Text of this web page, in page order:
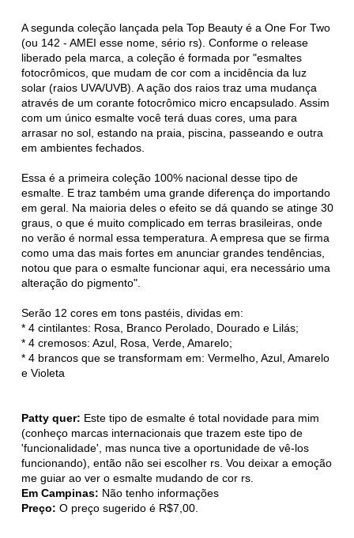
A segunda coleção lançada pela Top Beauty é a One For Two
(ou 142 - AMEI esse nome, sério rs). Conforme o release
liberado pela marca, a coleção é formada por "esmaltes
fotocrômicos, que mudam de cor com a incidência da luz
solar (raios UVA/UVB). A ação dos raios traz uma mudança
através de um corante fotocrômico micro encapsulado. Assim
com um único esmalte você terá duas cores, uma para
arrasar no sol, estando na praia, piscina, passeando e outra
em ambientes fechados.
Essa é a primeira coleção 100% nacional desse tipo de
esmalte. E traz também uma grande diferença do importando
em geral. Na maioria deles o efeito se dá quando se atinge 30
graus, o que é muito complicado em terras brasileiras, onde
no verão é normal essa temperatura. A empresa que se firma
como uma das mais fortes em anunciar grandes tendências,
notou que para o esmalte funcionar aqui, era necessário uma
alteração do pigmento".
Serão 12 cores em tons pastéis, dividas em:
* 4 cintilantes: Rosa, Branco Perolado, Dourado e Lilás;
* 4 cremosos: Azul, Rosa, Verde, Amarelo;
* 4 brancos que se transformam em: Vermelho, Azul, Amarelo
e Violeta
Patty quer: Este tipo de esmalte é total novidade para mim
(conheço marcas internacionais que trazem este tipo de
'funcionalidade', mas nunca tive a oportunidade de vê-los
funcionando), então não sei escolher rs. Vou deixar a emoção
me guiar ao ver o esmalte mudando de cor rs.
Em Campinas: Não tenho informações
Preço: O preço sugerido é R$7,00.